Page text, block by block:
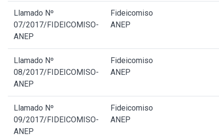
Llamado Nº
07/2017/FIDEICOMISO-
ANEP
Fideicomiso
ANEP
Llamado Nº
08/2017/FIDEICOMISO-
ANEP
Fideicomiso
ANEP
Llamado Nº
09/2017/FIDEICOMISO-
ANEP
Fideicomiso
ANEP